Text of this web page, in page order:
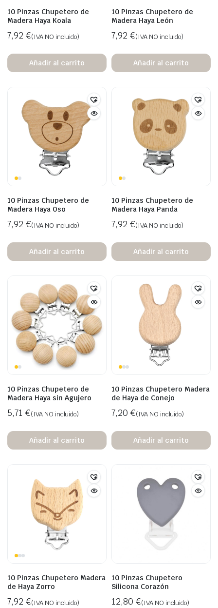
10 Pinzas Chupetero de
Madera Haya Koala
7,92 €(IVA NO incluido)
Añadir al carrito
10 Pinzas Chupetero de
Madera Haya León
7,92 €(IVA NO incluido)
Añadir al carrito
10 Pinzas Chupetero de
Madera Haya Oso
7,92 €(IVA NO incluido)
Añadir al carrito
10 Pinzas Chupetero de
Madera Haya Panda
7,92 €(IVA NO incluido)
Añadir al carrito
10 Pinzas Chupetero de
Madera Haya sin Agujero
5,71 €(IVA NO incluido)
Añadir al carrito
10 Pinzas Chupetero Madera
de Haya de Conejo
7,20 €(IVA NO incluido)
Añadir al carrito
10 Pinzas Chupetero Madera
de Haya Zorro
7,92 €(IVA NO incluido)
10 Pinzas Chupetero
Silicona Corazón
12,80 €(IVA NO incluido)